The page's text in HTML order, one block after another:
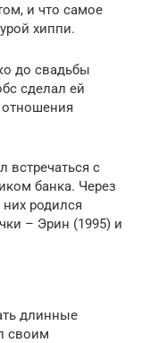
и что самое
хиппи.
до свадьбы
сделал ей
встречаться с
банка. Через
родился
– Эрин (1995) и
длинные
своим